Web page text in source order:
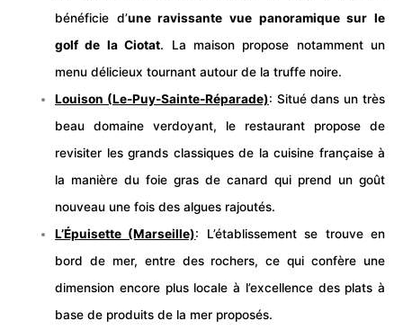
bénéficie d’une ravissante vue panoramique sur le
golf de la Ciotat. La maison propose notamment un
menu délicieux tournant autour de la truffe noire.
Louison (Le-Puy-Sainte-Réparade): Situé dans un très
beau domaine verdoyant, le restaurant propose de
revisiter les grands classiques de la cuisine française à
la manière du foie gras de canard qui prend un goût
nouveau une fois des algues rajoutés.
L’Épuisette (Marseille): L’établissement se trouve en
bord de mer, entre des rochers, ce qui confère une
dimension encore plus locale à l’excellence des plats à
base de produits de la mer proposés.